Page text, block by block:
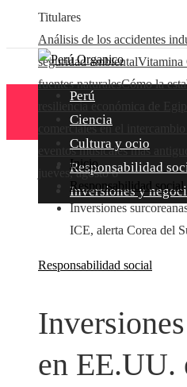
Titulares
Análisis de los accidentes
seguridad ambientalVitamina
fuentes naturalesCómo la
resiliencia económica de
comerciales en el
eventos musicales más
jueves, agosto 6
Perú
Ciencia
Cultura y ocio
Responsabilidad
Inversiones y
Inicio
Responsabilidad social
Inversiones
ICE, alerta Corea del
Responsabilidad social
en EE.UU.